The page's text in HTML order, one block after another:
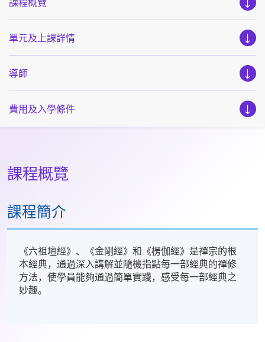
課程概覽
單元及上課詳情
導師
費用及入學條件
課程概覽
課程簡介
《六祖壇經》、《金剛經》和《楞伽經》是禪宗的根
本經典，通過深入講解並隨機指點每一部經典的禪修
方法，使學員能夠通過簡單實踐，感受每一部經典之
妙趣。